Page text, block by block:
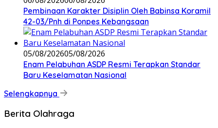
Pembinaan Karakter Disiplin Oleh Babinsa Koramil
42-03/Pnh di Ponpes Kebangsaan
05/08/202605/08/2026
Enam Pelabuhan ASDP Resmi Terapkan Standar
Baru Keselamatan Nasional
Selengkapnya
Berita Olahraga